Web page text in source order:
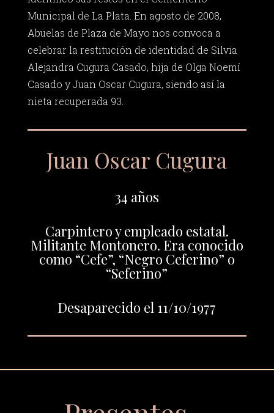
Municipal de La Plata. En agosto de 2008,
Abuelas de Plaza de Mayo nos convoca a
celebrar la restitución de identidad de Silvia
Alejandra Cugura Casado, hija de Olga Noemí
Casado y Juan Oscar Cugura, siendo así la
nieta recuperada 93.
Juan Oscar Cugura
34 años
Carpintero y empleado estatal.
Militante Montonero. Era conocido
como “Cefe”, “Negro Ceferino” o
“Seferino”
Desaparecido el 11/10/1977